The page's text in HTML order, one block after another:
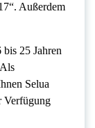
Außerdem
25 Jahren
Selua
Verfügung